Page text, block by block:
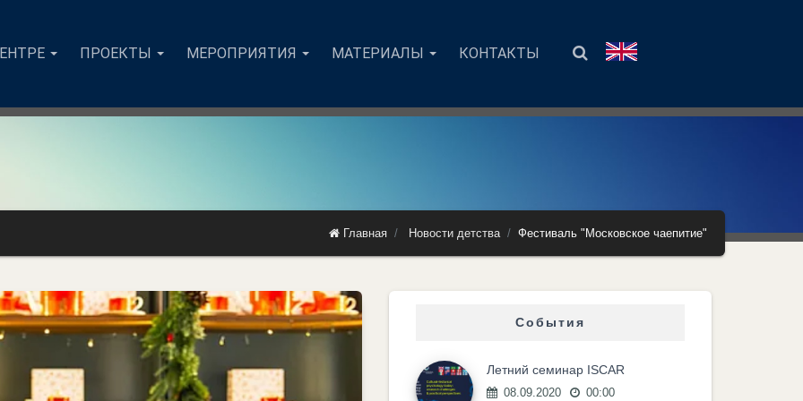
ПРОЕКТЫ МЕРОПРИЯТИЯ МАТЕРИАЛЫ КОНТАКТЫ
Главная Новости детства Фестиваль "Московское чаепитие"
События
Летний семинар ISCAR
08.09.2020 00:00